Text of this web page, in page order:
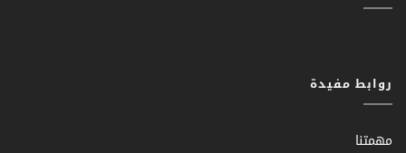
روابط مفيدة
مهمتنا